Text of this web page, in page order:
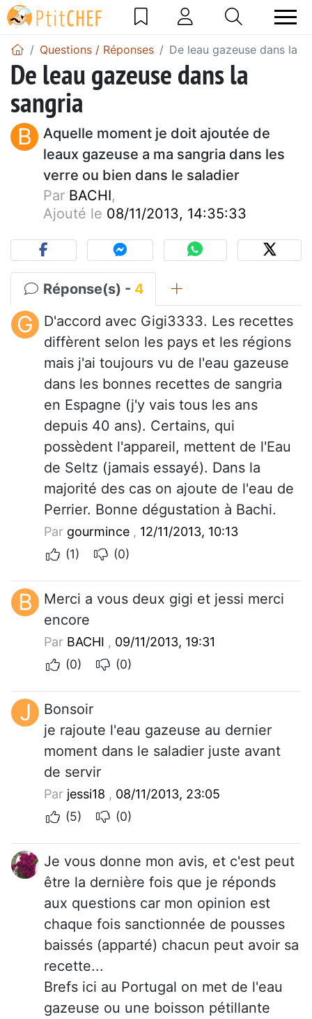
Questions / Réponses De leau gazeuse dans la
De leau gazeuse dans la
sangria
B
Aquelle moment je doit ajoutée de
leaux gazeuse a ma sangria dans les
verre ou bien dans le saladier
Par BACHI,
Ajouté le 08/11/2013, 14:35:33
Réponse(s) - 4
G
D'accord avec Gigi3333. Les recettes
diffèrent selon les pays et les régions
mais j'ai toujours vu de l'eau gazeuse
dans les bonnes recettes de sangria
en Espagne (j'y vais tous les ans
depuis 40 ans). Certains, qui
possèdent l'appareil, mettent de l'Eau
de Seltz (jamais essayé). Dans la
majorité des cas on ajoute de l'eau de
Perrier. Bonne dégustation à Bachi.
Par gourmince , 12/11/2013, 10:13
(1)
(0)
B
Merci a vous deux gigi et jessi merci
encore
Par BACHI , 09/11/2013, 19:31
(0)
(0)
J
Bonsoir
je rajoute l'eau gazeuse au dernier
moment dans le saladier juste avant
de servir
Par jessi18 , 08/11/2013, 23:05
(5)
(0)
Je vous donne mon avis, et c'est peut
être la dernière fois que je réponds
aux questions car mon opinion est
chaque fois sanctionnée de pousses
baissés (apparté) chacun peut avoir sa
recette...
Brefs ici au Portugal on met de l'eau
gazeuse ou une boisson pétillante